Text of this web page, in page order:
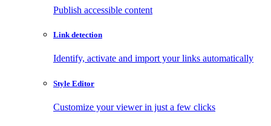
Publish accessible content
Link detection
Identify, activate and import your links automatically
Style Editor
Customize your viewer in just a few clicks